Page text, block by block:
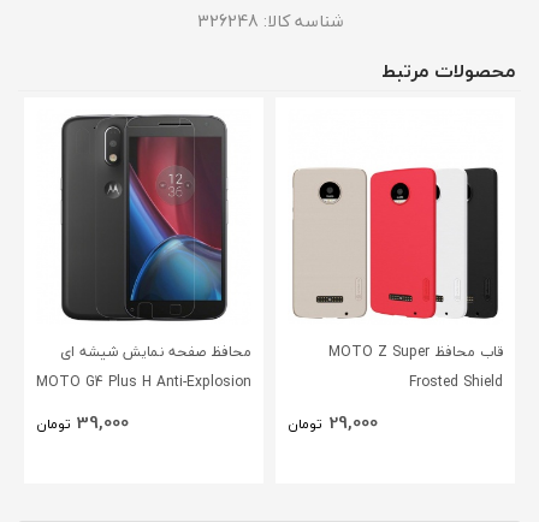
شناسه کالا: 326248
محصولات مرتبط
قاب محافظ MOTO Z Super
Frosted Shield
29,000 تومان
محافظ صفحه نمایش شیشه ای
MOTO G4 Plus H Anti-Explosion
39,000 تومان